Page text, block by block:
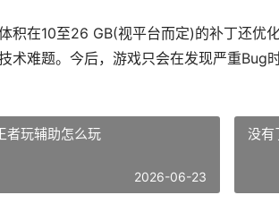
积在10至26 GB(视平台而定)的补丁还优
术难题。今后，游戏只会在发现严重Bug
者玩辅助怎么玩
2026-06-23
没有